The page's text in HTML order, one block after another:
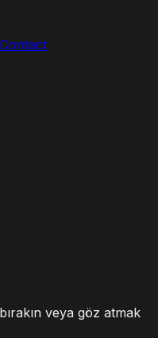
Contact
veya göz atmak